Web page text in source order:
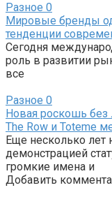
Разное 0
Мировые бренды
тенденции
Сегодня
роль в развитии
все
Разное 0
Новая роскошь без
The Row и Toteme
Еще несколько лет
демонстрацией
громкие имена и
Добавить